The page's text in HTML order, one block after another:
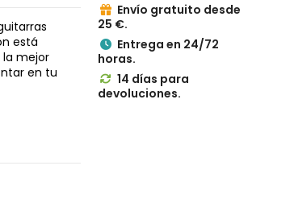
está
mejor
en tu
 Envío gratuito desde
25 €.
 Entrega en 24/72
horas.
 14 días para
devoluciones.